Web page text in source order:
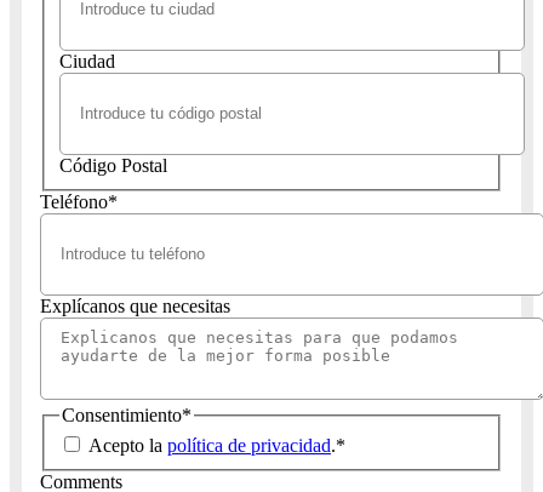
Ciudad
Código Postal
Teléfono*
Explícanos que necesitas
Consentimiento*
Acepto la política de privacidad.*
Comments